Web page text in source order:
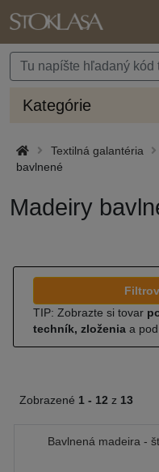
Kategórie
Textilná galantéria
bavlnené
Madeiry
TIP: Zobrazte si tovar
techník, zloženia a pod.
Zobrazené 1 - 12 z 13
Bavlnená madeira -